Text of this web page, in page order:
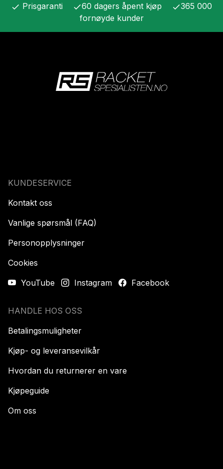
check Prisgaranti check60 dagers åpent kjøp check365 000
fornøyde kunder
KUNDESERVICE
Kontakt oss
Vanlige spørsmål (FAQ)
Personopplysninger
Cookies
YouTube
Instagram Facebook
HANDLE HOS OSS
Betalingsmuligheter
Kjøp- og leveransevilkår
Hvordan du returnerer en vare
Kjøpeguide
Om oss